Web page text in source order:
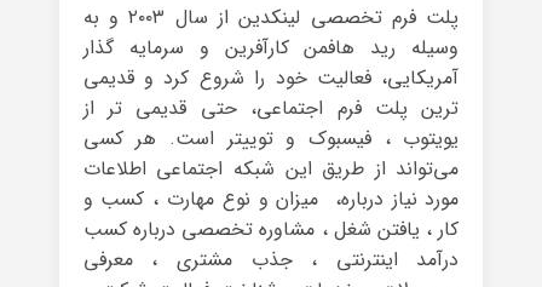
پلت فرم تخصصی لینکدین از سال ۲۰۰۳ و به
وسیله رید هافمن کارآفرین و سرمایه گذار
آمریکایی، فعالیت خود را شروع کرد و قدیمی
ترین پلت فرم اجتماعی، حتی قدیمی تر از
یویتوب ، فیسبوک و توییتر است. هر کسی
می‌تواند از طریق این شبکه اجتماعی اطلاعات
مورد نیاز درباره، میزان و نوع مهارت ، کسب و
کار ، یافتن شغل ، مشاوره تخصصی درباره کسب
درآمد اینترنتی ، جذب مشتری ، معرفی